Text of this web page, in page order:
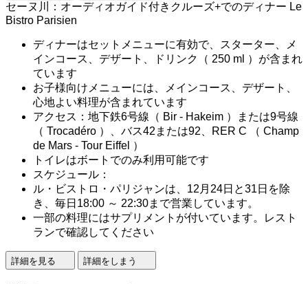
セーヌ川：オーディオガイド付きクルーズ+でのディナー Le
Bistro Parisien
ディナーはセットメニューに有効で、スターター、メ
インコース、デザート、ドリンク（ 250 ml ）が含まれ
ています
お子様向けメニューには、メインコース、デザート、
心地よい料理が含まれています
アクセス：地下鉄6号線（ Bir - Hakeim ）または9号線
（ Trocadéro ）、バス42または92、RER C （ Champ
de Mars - Tour Eiffel ）
トイレはボートでのみ利用可能です
スケジュール：
ル・ビストロ・パリジャンは、12月24日と31日を除
き、毎日18:00 ～ 22:30まで営業しています。
一部の料理にはサプリメントが付いています。レスト
ランで確認してください
詳細を見る 詳細をしまう